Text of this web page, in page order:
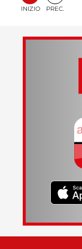
INIZIO PREC.